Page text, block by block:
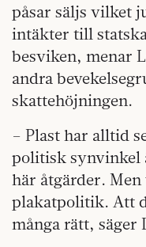
påsar säljs vilket
intäkter till
besviken, menar
andra
skattehöjningen.
– Plast har alltid
politisk synvinkel
här åtgärder.
plakatpolitik. Att
många rätt, säger